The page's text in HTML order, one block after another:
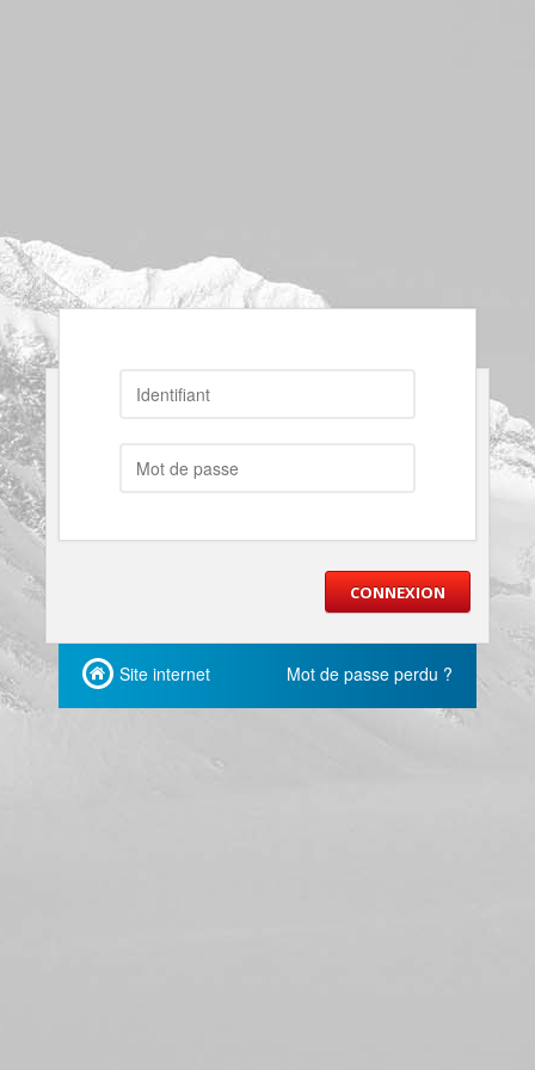
Site internet Mot de passe perdu ?